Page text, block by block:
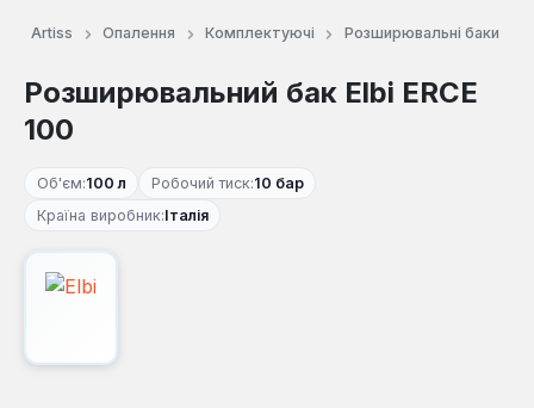
Artiss Опалення Комплектуючі Розширювальні баки
Розширювальний бак Elbi ERCE
100
Об'єм:100 л Робочий тиск:10 бар
Країна виробник:Італія